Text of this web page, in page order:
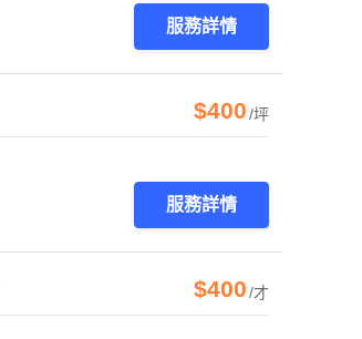
服務詳情
$400/坪
服務詳情
$400/才